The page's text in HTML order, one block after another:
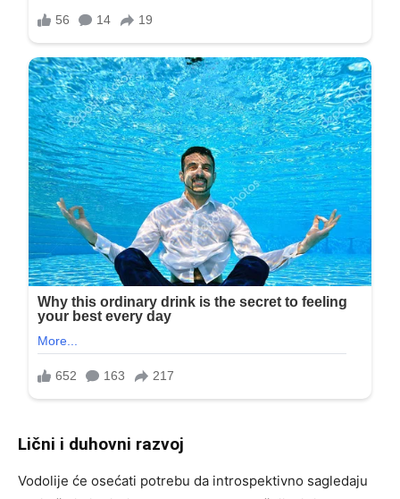
Lični i duhovni razvoj
Vodolije će osećati potrebu da introspektivno sagledaju